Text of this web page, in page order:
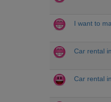
I want to
Car rental
Car rental